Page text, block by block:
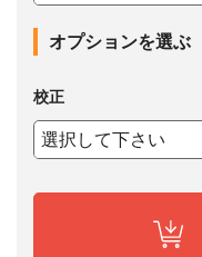
オプションを選ぶ
校正